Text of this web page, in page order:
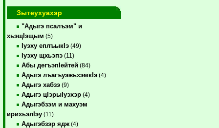
Зытеухуахэр
"Адыгэ псалъэм" и
хьэщIэщым (5)
Iуэху еплъыкIэ (49)
Iуэху щхьэпэ (11)
Абы дегъэпIейтей (84)
Адыгэ лъагъуэжьхэмкIэ (4)
Адыгэ хабзэ (9)
Адыгэ цIэрыIуэхэр (4)
Адыгэбзэм и махуэм
ирихьэлIэу (11)
Адыгэбзэр ядж (4)